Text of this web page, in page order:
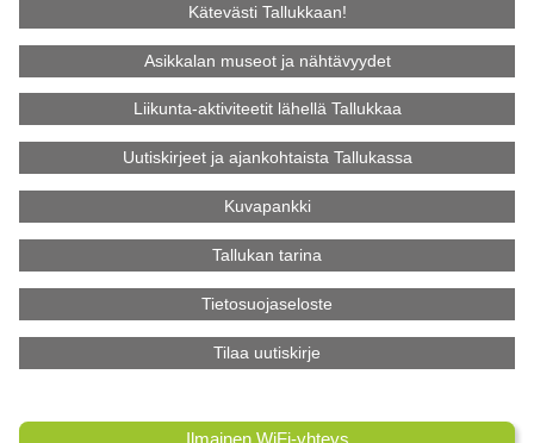
Kätevästi Tallukkaan!
Asikkalan museot ja nähtävyydet
Liikunta-aktiviteetit lähellä Tallukkaa
Uutiskirjeet ja ajankohtaista Tallukassa
Kuvapankki
Tallukan tarina
Tietosuojaseloste
Tilaa uutiskirje